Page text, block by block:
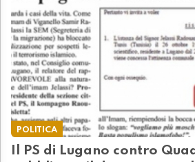
POLITICA
Il PS di Lugano contro